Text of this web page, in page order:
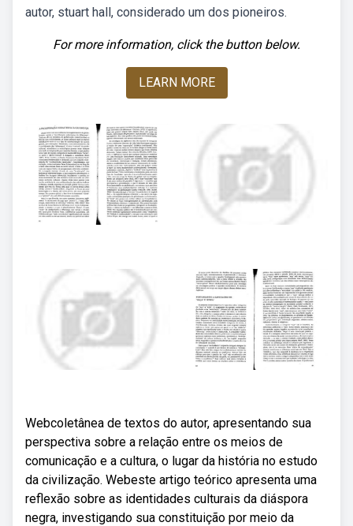
autor, stuart hall, considerado um dos pioneiros.
For more information, click the button below.
LEARN MORE
Webcoletânea de textos do autor, apresentando sua
perspectiva sobre a relação entre os meios de
comunicação e a cultura, o lugar da história no estudo
da civilização. Webeste artigo teórico apresenta uma
reflexão sobre as identidades culturais da diáspora
negra, investigando sua constituição por meio da